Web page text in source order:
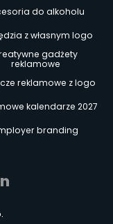
do alkoholu
z własnym logo
gadżety
reklamowe
reklamowe z logo
kalendarze 2027
branding